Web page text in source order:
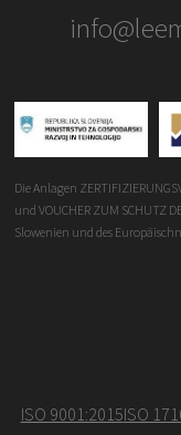
Die Anlagen
und VOUCHER ZUM SCHUTZ
Slowenien und des
ISO 9001:2015ISO